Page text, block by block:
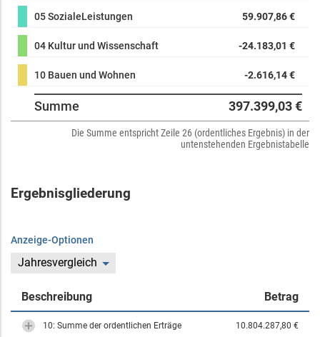
05 SozialeLeistungen 59.907,86 €
04 Kultur und Wissenschaft -24.183,01 €
10 Bauen und Wohnen -2.616,14 €
Summe 397.399,03 €
Die Summe entspricht Zeile 26 (ordentliches Ergebnis) in der
untenstehenden Ergebnistabelle
Ergebnisgliederung
Anzeige-Optionen
Jahresvergleich
Beschreibung Betrag
10: Summe der ordentlichen Erträge 10.804.287,80 €